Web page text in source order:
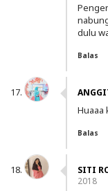
dulu
Balas
Huaaa
Balas
SITI
2018